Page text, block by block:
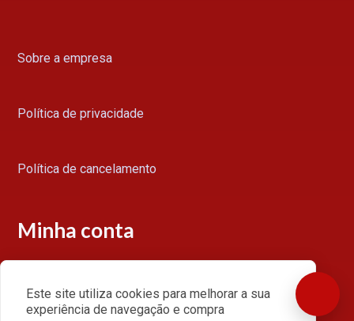
Sobre a empresa
Política de privacidade
Política de cancelamento
Minha conta
Acessar minha conta
Este site utiliza cookies para melhorar a sua
experiência de navegação e compra